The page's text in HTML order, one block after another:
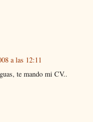
a las 12:11
te mando mi CV..